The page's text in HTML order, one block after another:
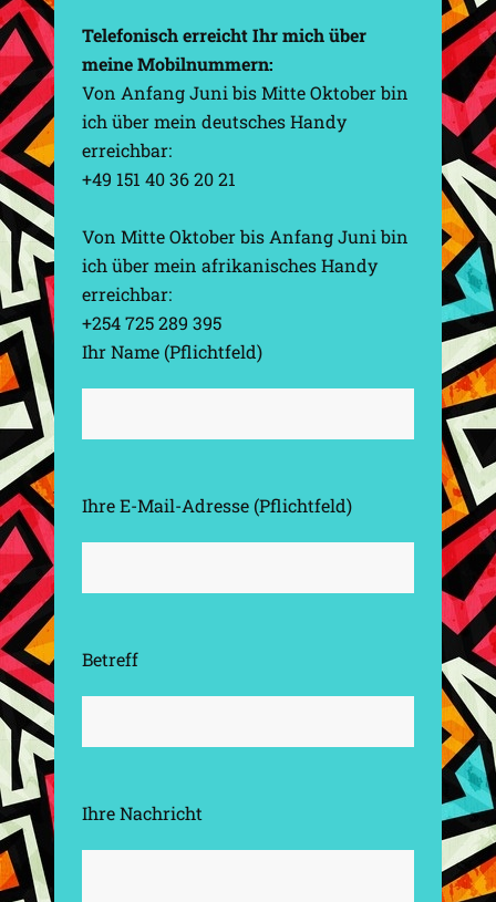
Telefonisch erreicht Ihr mich über
meine Mobilnummern:
Von Anfang Juni bis Mitte Oktober bin
ich über mein deutsches Handy
erreichbar:
+49 151 40 36 20 21
Von Mitte Oktober bis Anfang Juni bin
ich über mein afrikanisches Handy
erreichbar:
+254 725 289 395
Ihr Name (Pflichtfeld)
Ihre E-Mail-Adresse (Pflichtfeld)
Betreff
Ihre Nachricht